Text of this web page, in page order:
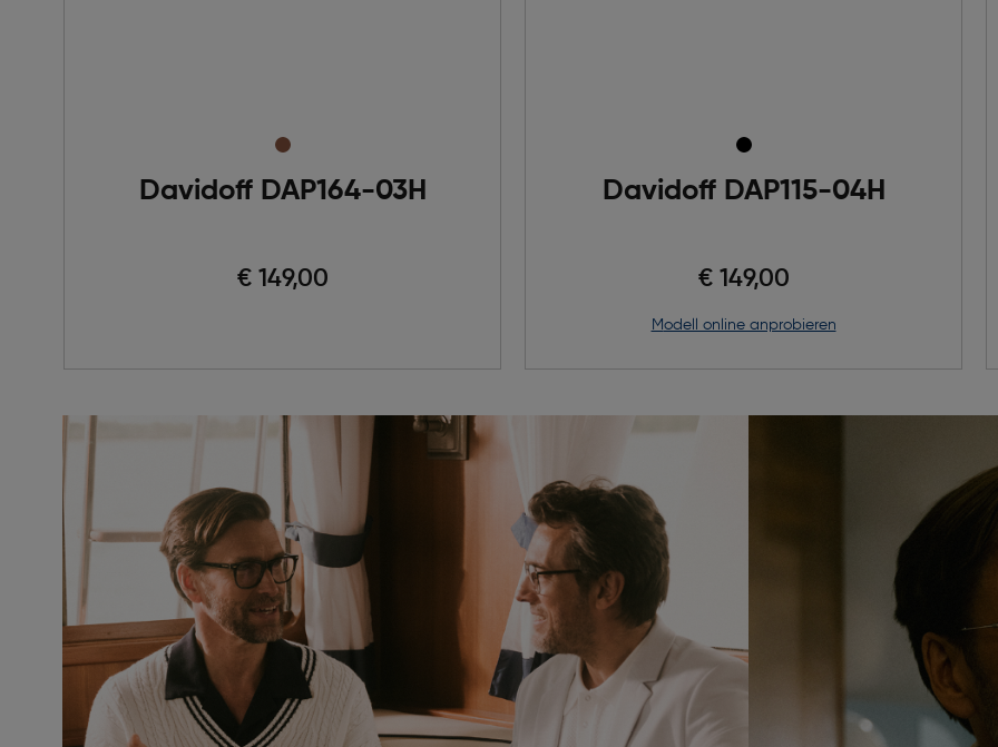
Davidoff DAP164-03H
€ 149,00
Davidoff DAP115-04H
€ 149,00
Modell online anprobieren